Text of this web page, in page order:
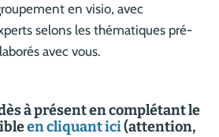
en visio, avec
selons les thématiques pré-
avec vous.
à présent en complétant le
en cliquant ici(attention,